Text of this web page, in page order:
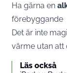
Ha gärna en
förebyggande
Det är inte
värme utan att
Läs också